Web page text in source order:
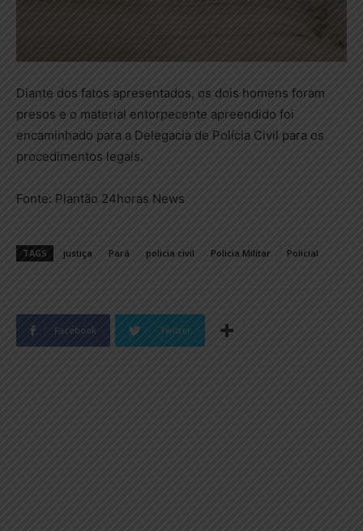
Diante dos fatos apresentados, os dois homens foram
presos e o material entorpecente apreendido foi
encaminhado para a Delegacia de Polícia Civil para os
procedimentos legais.
Fonte: Plantão 24horas News
TAGS justiça Pará policia civil Policia Militar Policial
Facebook Twitter